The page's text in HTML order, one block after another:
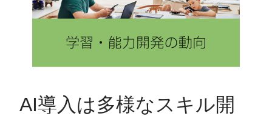
AI導入は多様なスキル開